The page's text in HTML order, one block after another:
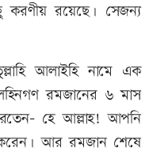
রয়েছে। সেজন্য
আলাইহি নামে এক
রমজানের ৬ মাস
হে আল্লাহ! আপনি
আর রমজান শেষে